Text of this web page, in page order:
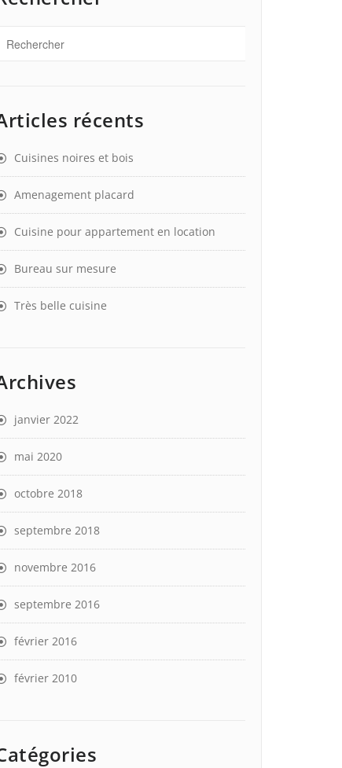
récents
Cuisines noires et bois
Amenagement placard
Cuisine pour appartement en location
Bureau sur mesure
Très belle cuisine
janvier 2022
mai 2020
octobre 2018
septembre 2018
novembre 2016
septembre 2016
février 2016
février 2010